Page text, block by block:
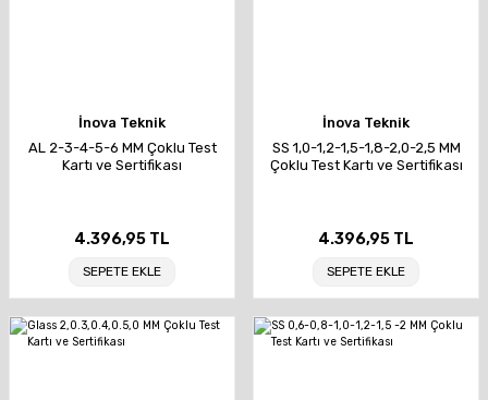
İnova Teknik
AL 2-3-4-5-6 MM Çoklu Test
Kartı ve Sertifikası
4.396,95 TL
SEPETE EKLE
İnova Teknik
SS 1,0-1,2-1,5-1,8-2,0-2,5 MM
Çoklu Test Kartı ve Sertifikası
4.396,95 TL
SEPETE EKLE